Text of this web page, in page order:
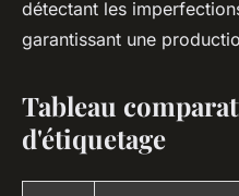
détectant les
garantissant une
Tableau
d'étiquetage